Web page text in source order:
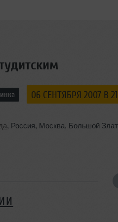
06 СЕНТЯБРЯ 2007 В
, Россия, Москва, Большой